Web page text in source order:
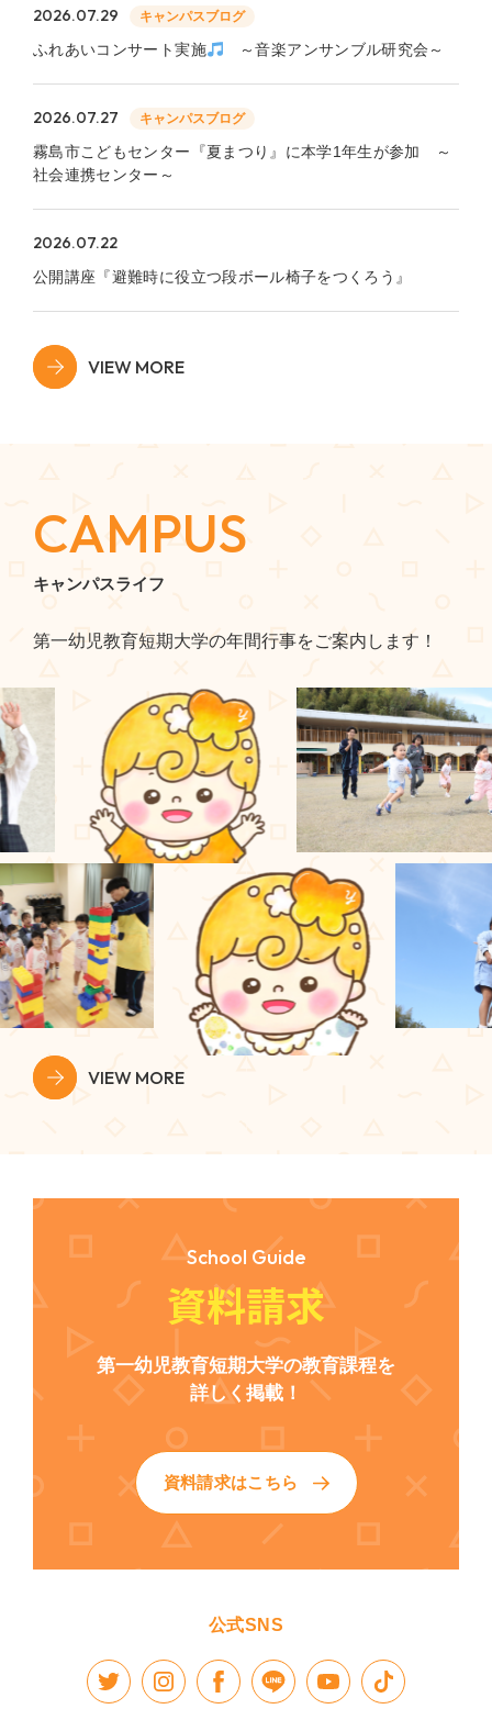
2026.07.29 キャンパスブログ
ふれあいコンサート実施 ～音楽アンサンブル研究会～
2026.07.27 キャンパスブログ
霧島市こどもセンター『夏まつり』に本学1年生が参加 ～
社会連携センター～
2026.07.22
公開講座『避難時に役立つ段ボール椅子をつくろう』
VIEW MORE
CAMPUS
キャンパスライフ
第一幼児教育短期大学の年間行事をご案内します！
VIEW MORE
School Guide
資料請求
第一幼児教育短期大学の教育課程を
詳しく掲載！
資料請求はこちら
公式SNS